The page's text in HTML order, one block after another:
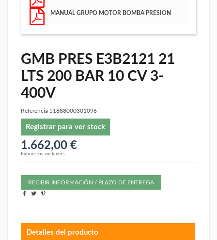
MANUAL GRUPO MOTOR BOMBA PRESION
GMB PRES E3B2121 21
LTS 200 BAR 10 CV 3-
400V
Referencia 51888000301096
Registrar para ver stock
1.662,00 €
Impuestos excluidos
RECIBIR INFORMACIÓN / PLAZO DE ENTREGA
Detalles del producto